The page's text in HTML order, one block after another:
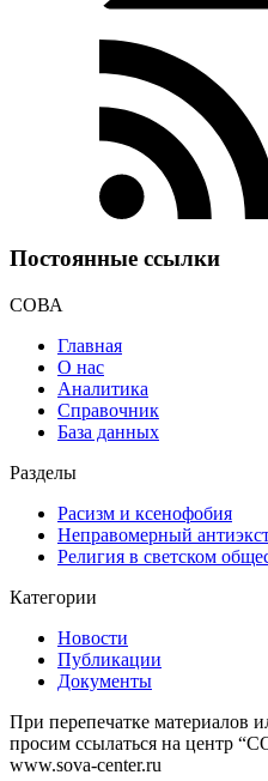
Постоянные ссылки
СОВА
Главная
О нас
Аналитика
Справочник
База данных
Разделы
Расизм и ксенофобия
Неправомерный
Религия в светском
Категории
Новости
Публикации
Документы
При перепечатке материалов
просим ссылаться на центр
www.sova-center.ru